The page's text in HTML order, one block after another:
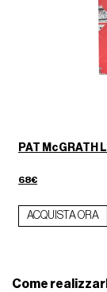
PAT
68€
ACQUISTA ORA
Come